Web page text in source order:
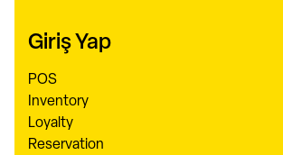
Giriş Yap
POS
Inventory
Loyalty
Reservation